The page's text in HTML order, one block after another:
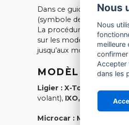
Dans ce guide, nous
(symbole de clé ou de
La procédure peut
sur les modèles Ligier et
jusqu’aux modèles
MODÈLES
Ligier : X-Too
volant), IXO, JS50,
Microcar : M.GO
Nous
Nous
meilleure
Accepter
dans les